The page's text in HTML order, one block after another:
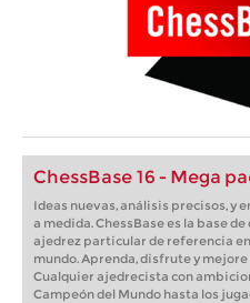
ChessBase 16 - Mega
Ideas nuevas, análisis precisos, y
a medida. ChessBase es la base de
ajedrez particular de referencia
mundo. Aprenda, disfrute y mejore
Cualquier ajedrecista con
Campeón del Mundo hasta los